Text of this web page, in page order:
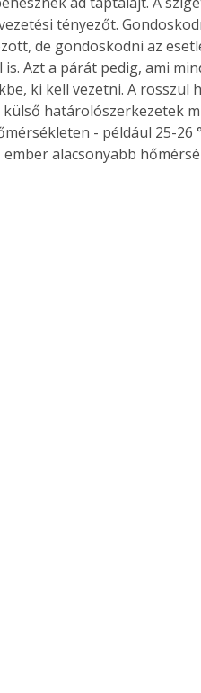
tényezőt.
de gondoskodni az
is. Azt a párát pedig, ami
ki kell vezetni. A
külső határolószerkezetek
- például 25-
alacsonyabb